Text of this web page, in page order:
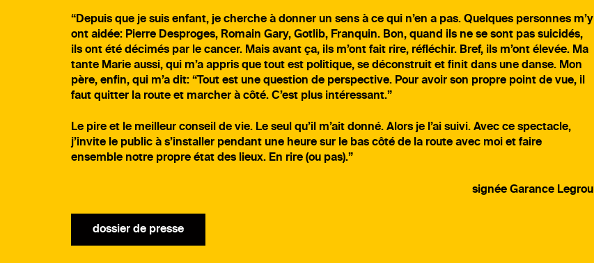
“Depuis que je suis enfant, je cherche à donner un sens à ce qui n’en a pas. Quelques personnes m’y
ont aidée: Pierre Desproges, Romain Gary, Gotlib, Franquin. Bon, quand ils ne se sont pas suicidés,
ils ont été décimés par le cancer. Mais avant ça, ils m’ont fait rire, réfléchir. Bref, ils m’ont élevée. Ma
tante Marie aussi, qui m’a appris que tout est politique, se déconstruit et finit dans une danse. Mon
père, enfin, qui m’a dit: “Tout est une question de perspective. Pour avoir son propre point de vue, il
faut quitter la route et marcher à côté. C’est plus intéressant.”
Le pire et le meilleur conseil de vie. Le seul qu’il m’ait donné. Alors je l’ai suivi. Avec ce spectacle,
j’invite le public à s’installer pendant une heure sur le bas côté de la route avec moi et faire
ensemble notre propre état des lieux. En rire (ou pas).”
signée Garance Legrou
dossier de presse